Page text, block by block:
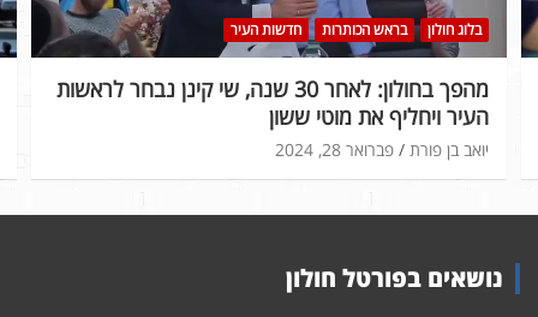
בלוג חולון בראש הכותרות חדשות העיר
מהפך בחולון: לאחר 30 שנה, שי קינן נבחר לראשות
העיר ויחליף את מוטי ששון
פברואר 28, 2024 יואב בן פורת
נושאים בפורטל חולון